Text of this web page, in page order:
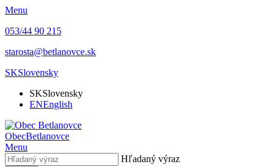
Menu
053/44 90 215
starosta@betlanovce.sk
SKSlovensky
SKSlovensky
ENEnglish
ObecBetlanovce
Menu
Hľadaný výraz